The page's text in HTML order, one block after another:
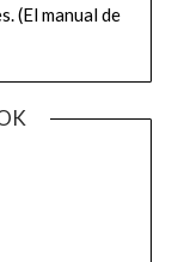
(El manual de